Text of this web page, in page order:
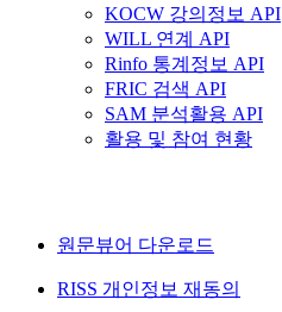
KOCW 강의정보 API
WILL 연계 API
Rinfo 통계정보 API
FRIC 검색 API
SAM 분석활용 API
활용 및 참여 현황
원문뷰어 다운로드
RISS 개인정보 재동의